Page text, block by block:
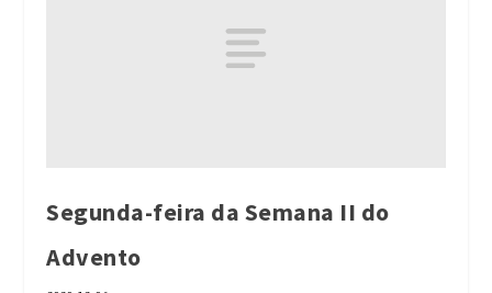
Segunda-feira da Semana II do
Advento